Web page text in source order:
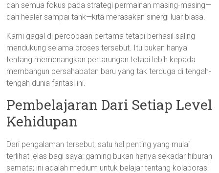
dan semua fokus pada strategi permainan masing-masing—
dari healer sampai tank—kita merasakan sinergi luar biasa.
Kami gagal di percobaan pertama tetapi berhasil saling
mendukung selama proses tersebut. Itu bukan hanya
tentang memenangkan pertarungan tetapi lebih kepada
membangun persahabatan baru yang tak terduga di tengah-
tengah dunia fantasi ini.
Pembelajaran Dari Setiap Level
Kehidupan
Dari pengalaman tersebut, satu hal penting yang mulai
terlihat jelas bagi saya: gaming bukan hanya sekadar hiburan
semata; ini adalah medium untuk belajar tentang kolaborasi